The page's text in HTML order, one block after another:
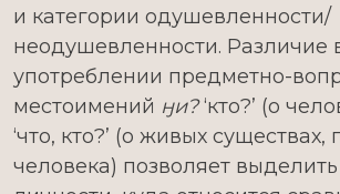
и категории одушевленности/
неодушевленности. Различие
употреблении предметно-
местоимений ӈи?‘кто?’ (о
‘что, кто?’ (о живых
человека) позволяет